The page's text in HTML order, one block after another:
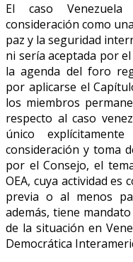
El caso
consideración como
paz y la seguridad
ni sería aceptada por
la agenda del foro
por aplicarse el
los miembros
respecto al caso
único
consideración y toma
por el Consejo, el
OEA, cuya actividad es
previa o al menos
además, tiene
de la situación en
Democrática